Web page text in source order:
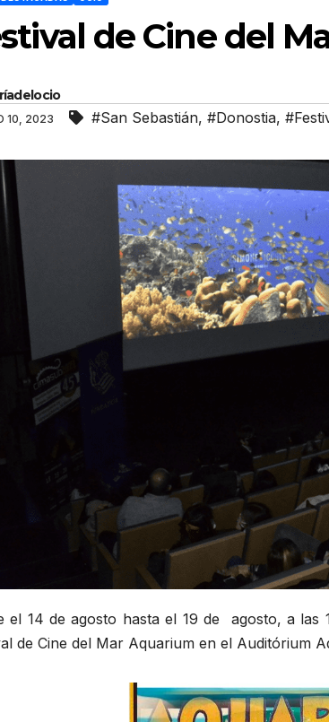
de Cine del
10, 2023 #San Sebastián, #Donostia,
el 14 de agosto hasta el 19 de agosto, a
de Cine del Mar Aquarium en el Auditórium